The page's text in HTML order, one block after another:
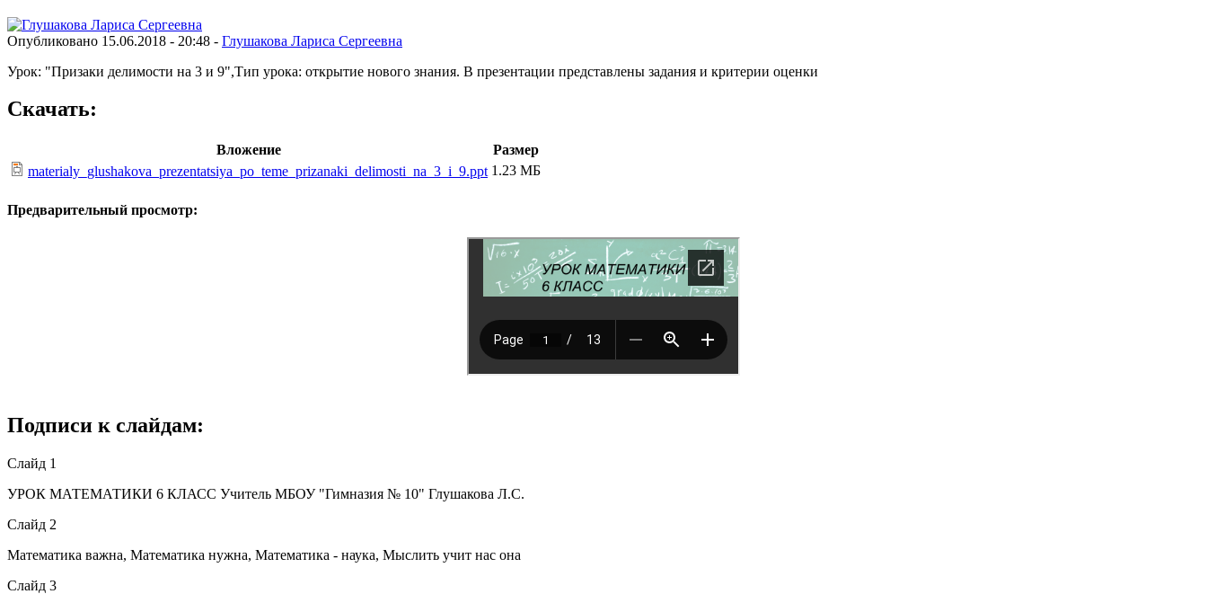
Опубликовано 15.06.2018 - 20:48 - Глушакова Лариса Сергеевна
Урок: "Призаки делимости на 3 и 9",Тип урока: открытие нового знания. В презентации представлены задания и критерии оценки
Скачать:
Вложение
Размер
materialy_glushakova_prezentatsiya_po_teme_prizanaki_delimosti_na_3_i_9.ppt 1.23 МБ
Предварительный просмотр:
Подписи к слайдам:
Слайд 1
УРОК МАТЕМАТИКИ 6 КЛАСС Учитель МБОУ "Гимназия № 10" Глушакова Л.С.
Слайд 2
Математика важна, Математика нужна, Математика - наука, Мыслить учит нас она
Слайд 3